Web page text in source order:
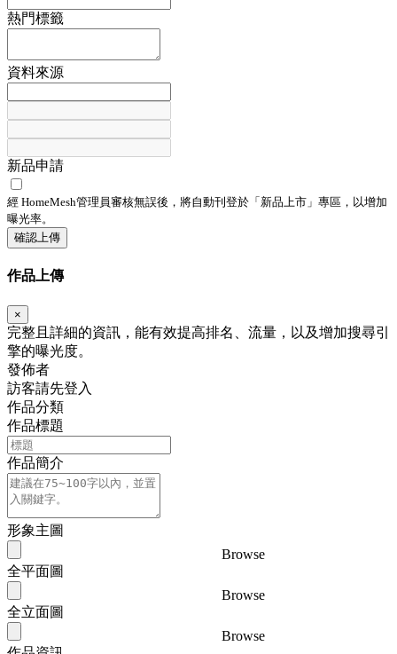
熱門標籤
資料來源
新品申請
經 HomeMesh管理員審核無誤後，將自動刊登於「 新品上市 」專區，以增加
曝光率。
確認上傳
作品上傳
×
完整且詳細的資訊，能有效提高排名、流量，以及增加搜尋引
擎的曝光度。
發佈者
訪客請先登入
作品分類
作品標題
作品簡介
形象主圖
Browse
全平面圖
Browse
全立面圖
Browse